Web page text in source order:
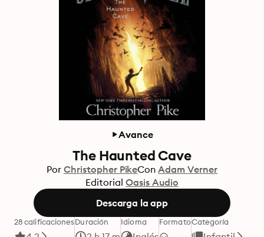
Avance
The Haunted Cave
Por Christopher PikeCon Adam Verner
Editorial Oasis Audio
Descarga la app
28 calificacionesDuración Idioma FormatoCategoría